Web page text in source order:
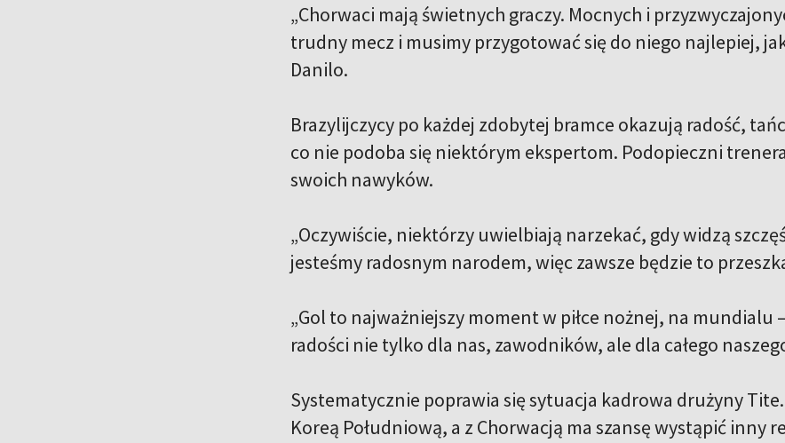
„Chorwaci mają świetnych graczy. Mocnych i
trudny mecz i musimy przygotować się do niego najlepiej,
Danilo.
Brazylijczycy po każdej zdobytej bramce okazują radość,
co nie podoba się niektórym ekspertom. Podopieczni
swoich nawyków.
„Oczywiście, niektórzy uwielbiają narzekać, gdy widzą
jesteśmy radosnym narodem, więc zawsze będzie to
„Gol to najważniejszy moment w piłce nożnej, na mundialu
radości nie tylko dla nas, zawodników, ale dla całego
Systematycznie poprawia się sytuacja kadrowa drużyny
Koreą Południową, a z Chorwacją ma szansę wystąpić inny